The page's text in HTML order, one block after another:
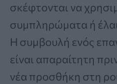
σκέφτονται να
συμπληρώματα ή
Η συμβουλή ενός
είναι απαραίτητη
νέα προσθήκη στη